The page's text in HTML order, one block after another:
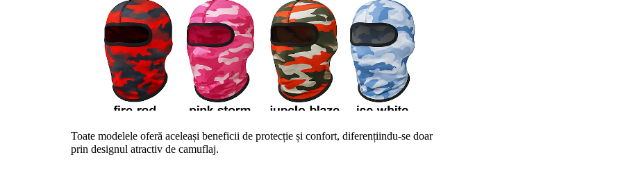
Toate modelele oferă aceleași beneficii de protecție și confort, diferențiindu-se doar
prin designul atractiv de camuflaj.